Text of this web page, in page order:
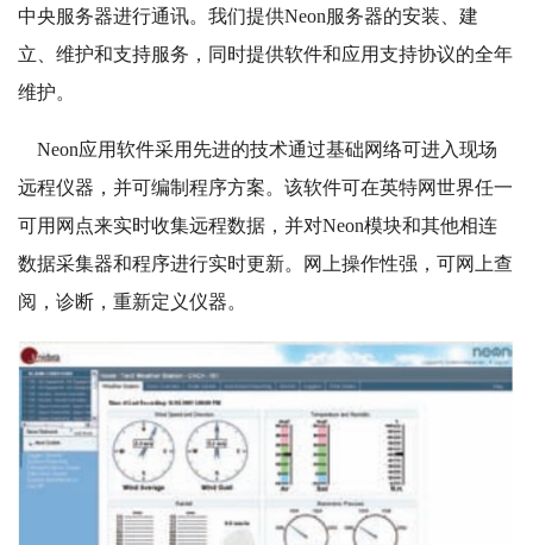
中央服务器进行通讯。我们提供Neon服务器的安装、建
立、维护和支持服务，同时提供软件和应用支持协议的全年
维护。
Neon应用软件采用先进的技术通过基础网络可进入现场
远程仪器，并可编制程序方案。该软件可在英特网世界任一
可用网点来实时收集远程数据，并对Neon模块和其他相连
数据采集器和程序进行实时更新。网上操作性强，可网上查
阅，诊断，重新定义仪器。